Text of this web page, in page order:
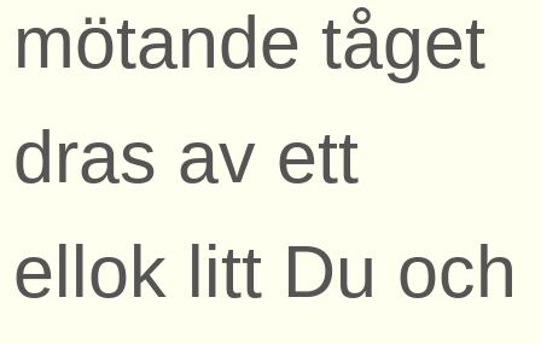
mötande tåget
dras av ett
ellok litt Du och